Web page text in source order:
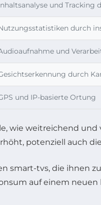
und Tracking
durch
und
durch
und IP-basierte Ortung
wie weitreichend
potenziell auch